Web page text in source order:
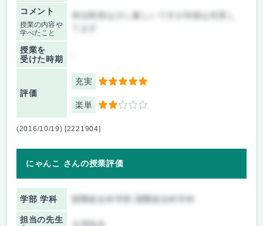
コメント
授業の内容や
学べたこと
単位取得は少し厳しいですが内容は充実し
授業を
受けた時期
評価
充実 5
楽単 2
(2016/10/19) [2221904]
にゃんこ さんの授業評価
学部 学科 国際総合科学部 国際総合科学科
担当の先生